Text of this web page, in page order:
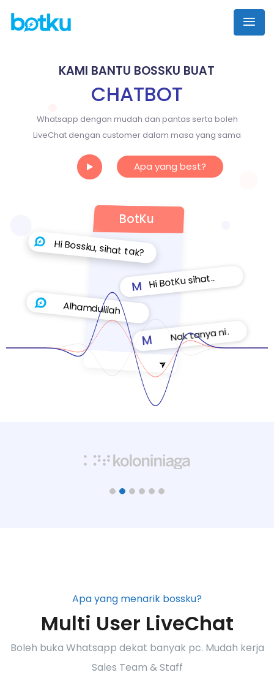
HiBossku, sihat tak?
M HiBotKusihat..
M Naktanyani..
Alhamdulilah
CHATBOT
KAMI BANTU BOSSKU BUAT
Apa yang best?
Whatsapp dengan mudah dan pantas serta boleh
LiveChat dengan customer dalam masa yang sama
BotKu
Apa yang menarik bossku?
Multi User LiveChat
Boleh buka Whatsapp dekat banyak pc. Mudah kerja
Sales Team & Staff